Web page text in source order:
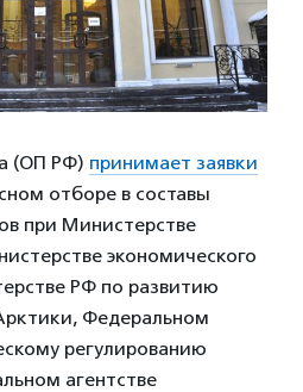
(ОП РФ) принимает заявки
отборе в составы
при Министерстве
экономического
РФ по развитию
Федеральном
регулированию
агентстве